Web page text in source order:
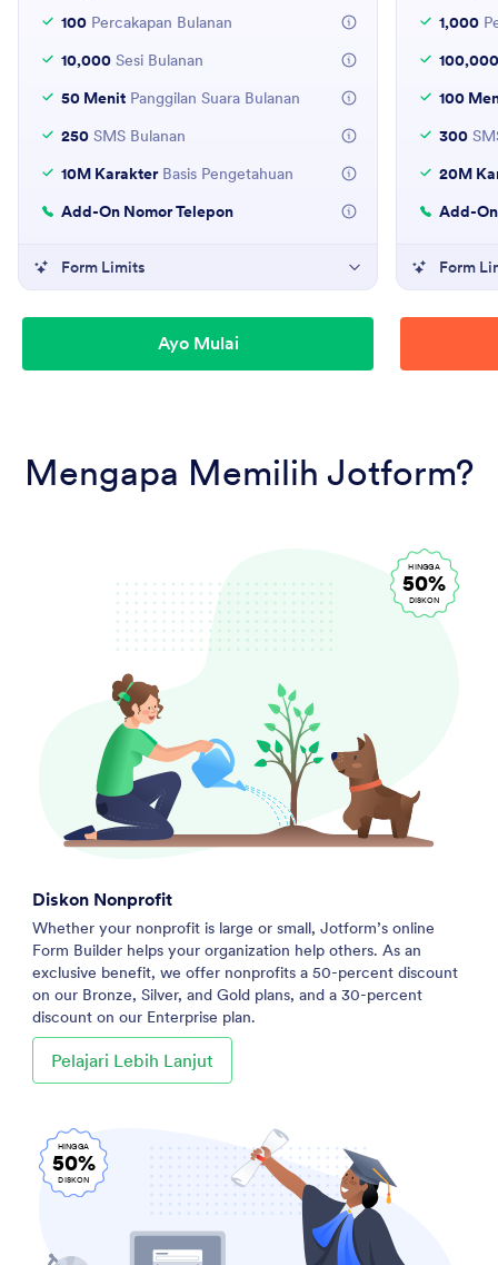
100 Percakapan Bulanan
10,000 Sesi Bulanan
50 Menit Panggilan Suara Bulanan
250 SMS Bulanan
10M KarakterBasis Pengetahuan
Add-On Nomor Telepon
Form Limits
Ayo Mulai
1,000
100,000
100
300
20M
Add-
Form
Mengapa Memilih Jotform?
HINGGA
50%
DISKON
Diskon Nonprofit
Whether your nonprofit is large or small, Jotform’s online
Form Builder helps your organization help others. As an
exclusive benefit, we offer nonprofits a 50-percent discount
on our Bronze, Silver, and Gold plans, and a 30-percent
discount on our Enterprise plan.
Pelajari Lebih Lanjut
HINGGA
50%
DISKON